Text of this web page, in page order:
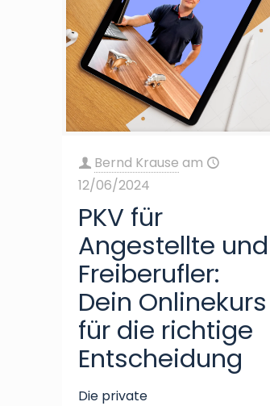
Bernd Krause am
12/06/2024
PKV für
Angestellte und
Freiberufler:
Dein Onlinekurs
für die richtige
Entscheidung
Die private